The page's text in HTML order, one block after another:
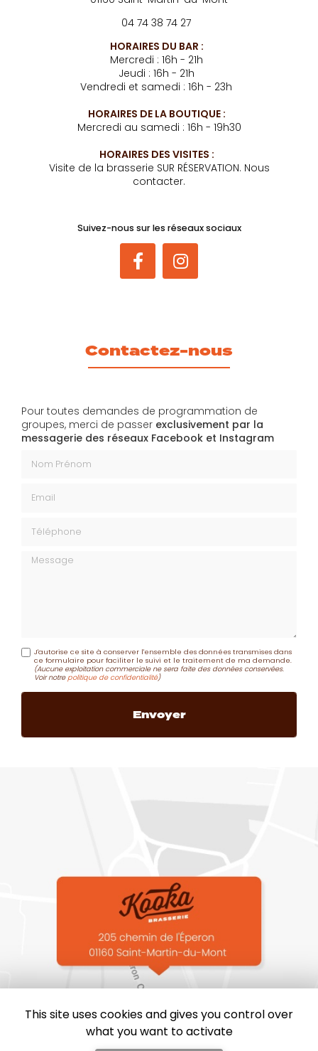
HORAIRES DU BAR :
Mercredi : 16h - 21h
Jeudi : 16h - 21h
HORAIRES DE LA BOUTIQUE :
HORAIRES DES VISITES :
Visite de la brasserie SUR RÉSERVATION. Nous
Suivez-nous sur les réseaux sociaux
Contactez-nous
Pour toutes demandes de programmation de
groupes, merci de passerexclusivement par la
Nom Prénom
Email
Téléphone
Message
J'autorise ce site à conserver l'ensemble des données transmises dans
ce formulaire pour faciliter le suivi et le traitement de ma demande.
(Aucune exploitation commerciale ne sera faite des données conservées.
Voir notrepolitique de confidentialité)
This site uses cookies and gives you control over
what you want to activate